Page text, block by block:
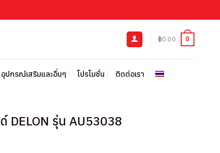
฿0.00 0
อุปกรณ์เสริมและอื่นๆ โปรโมชั่น ติดต่อเรา
DELON รุ่น AU53038